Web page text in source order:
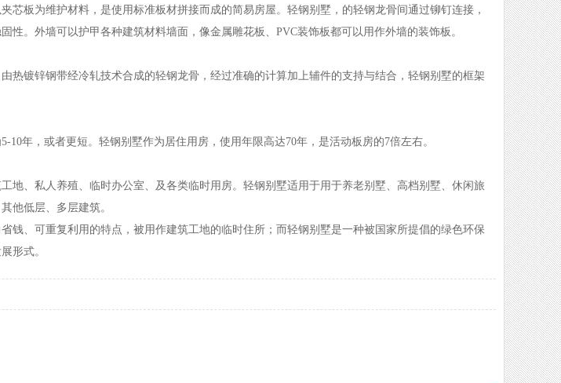
芯板为维护材料，是使用标准板材拼接而成的简易房屋。轻钢别墅，的轻钢龙骨间通过铆钉连接，
性。外墙可以护甲各种建筑材料墙面，像金属雕花板、PVC装饰板都可以用作外墙的装饰板。
热镀锌钢带经冷轧技术合成的轻钢龙骨，经过准确的计算加上辅件的支持与结合，轻钢别墅的框架
10年，或者更短。轻钢别墅作为居住用房，使用年限高达70年，是活动板房的7倍左右。
地、私人养殖、临时办公室、及各类临时用房。轻钢别墅适用于用于养老别墅、高档别墅、休闲旅
他低层、多层建筑。
钱、可重复利用的特点，被用作建筑工地的临时住所；而轻钢别墅是一种被国家所提倡的绿色环保
形式。